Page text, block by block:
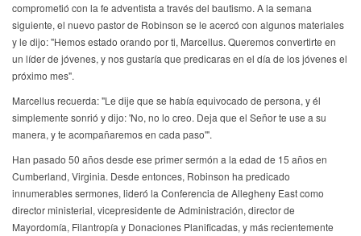
comprometió con la fe adventista a través del bautismo. A la semana
siguiente, el nuevo pastor de Robinson se le acercó con algunos materiales
y le dijo: "Hemos estado orando por ti, Marcellus. Queremos convertirte en
un líder de jóvenes, y nos gustaría que predicaras en el día de los jóvenes el
próximo mes".
Marcellus recuerda: "Le dije que se había equivocado de persona, y él
simplemente sonrió y dijo: 'No, no lo creo. Deja que el Señor te use a su
manera, y te acompañaremos en cada paso'".
Han pasado 50 años desde ese primer sermón a la edad de 15 años en
Cumberland, Virginia. Desde entonces, Robinson ha predicado
innumerables sermones, lideró la Conferencia de Allegheny East como
director ministerial, vicepresidente de Administración, director de
Mayordomía, Filantropía y Donaciones Planificadas, y más recientemente